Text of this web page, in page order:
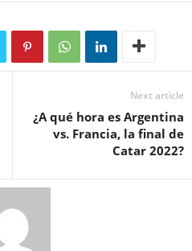
Next article
¿A qué hora es Argentina
vs. Francia, la final de
Catar 2022?